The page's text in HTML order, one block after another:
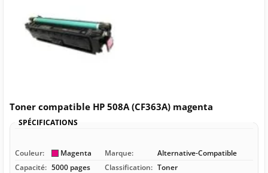
Toner compatible HP 508A (CF363A) magenta
SPÉCIFICATIONS
Couleur: Magenta Marque:
Alternative-Compatible
Capacité: 5000 pages Classification: Toner